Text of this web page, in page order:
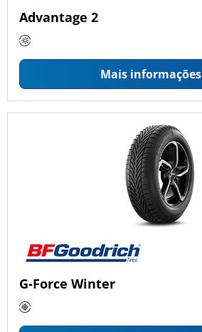
Advantage 2
Mais informações
G-Force Winter